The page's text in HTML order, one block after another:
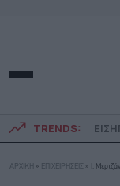
TRENDS:
ΑΡΧΙΚΗ » ΕΠΙΧΕΙΡΗΣΕΙΣ » Ι.